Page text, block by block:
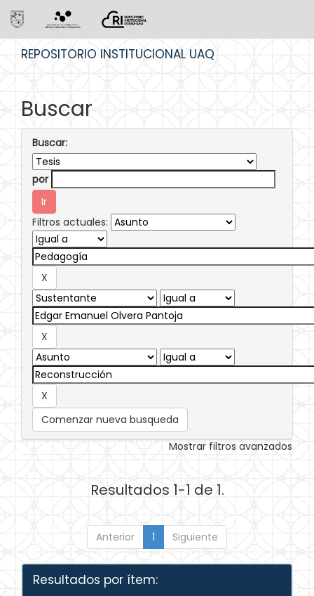
REPOSITORIO INSTITUCIONAL UAQ
Buscar
Buscar:
por
Filtros actuales:
Comenzar nueva busqueda
Mostrar filtros avanzados
Resultados 1-1 de 1.
Anterior 1 Siguiente
Resultados por ítem: